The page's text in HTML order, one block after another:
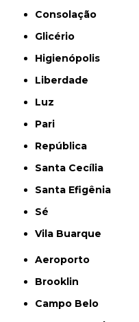
Consolação
Glicério
Higienópolis
Liberdade
Luz
Pari
República
Santa Cecília
Santa Efigênia
Sé
Vila Buarque
Aeroporto
Brooklin
Campo Belo